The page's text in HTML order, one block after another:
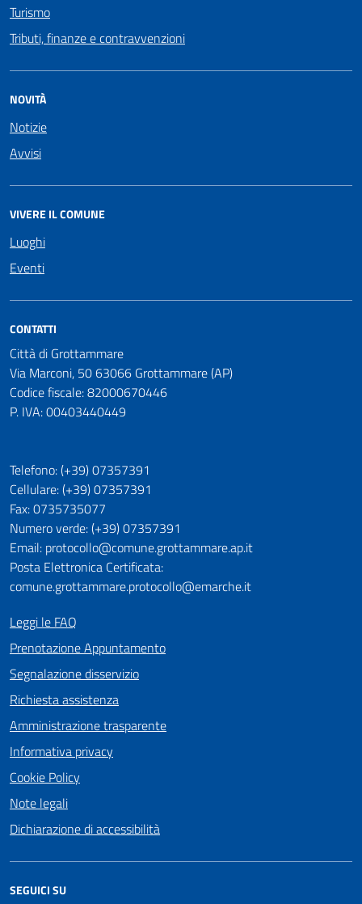
Turismo
Tributi, finanze e contravvenzioni
NOVITÀ
Notizie
Avvisi
VIVERE IL COMUNE
Luoghi
Eventi
CONTATTI
Città di Grottammare
Via Marconi, 50 63066 Grottammare (AP)
Codice fiscale: 82000670446
P. IVA: 00403440449
Telefono: (+39) 07357391
Cellulare: (+39) 07357391
Fax: 0735735077
Numero verde: (+39) 07357391
Email: protocollo@comune.grottammare.ap.it
Posta Elettronica Certificata:
comune.grottammare.protocollo@emarche.it
Leggi le FAQ
Prenotazione Appuntamento
Segnalazione disservizio
Richiesta assistenza
Amministrazione trasparente
Informativa privacy
Cookie Policy
Note legali
Dichiarazione di accessibilità
SEGUICI SU